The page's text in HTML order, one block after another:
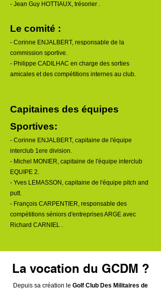
- Jean Guy HOTTIAUX, trésorier .
Le comité :
- Corinne ENJALBERT, responsable de la
commission sportive.
- Philippe CADILHAC en charge des sorties
amicales et des compétitions internes au club.
Capitaines des équipes
Sportives:
- Corinne ENJALBERT, capitaine de l'équipe
interclub 1ere division.
- Michel MONIER, capitaine de l'équipe interclub
EQUIPE 2.
- Yves LEMASSON, capitaine de l'équipe pitch and
putt.
- François CARPENTIER, responsable des
compétitions séniors d'entreprises ARGE avec
Richard CARNIEL .
La vocation du GCDM ?
Depuis sa création le Golf Club Des Militaires de